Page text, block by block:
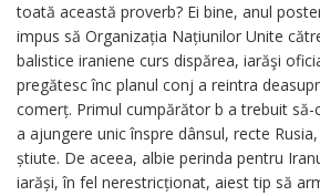
toată această proverb? Ei bine, anul
impus să Organizația Națiunilor Unite
balistice iraniene curs dispărea, iarăşi
pregătesc înc planul conj a reintra
comerț. Primul cumpărător b a trebuit să-
a ajungere unic înspre dânsul, recte
știute. De aceea, albie perinda pentru
iarăși, în fel nerestricționat, aiest tip să